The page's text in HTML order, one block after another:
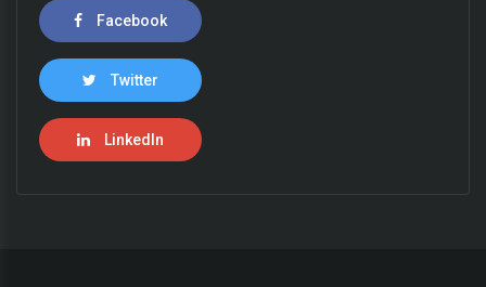
Facebook
Twitter
LinkedIn